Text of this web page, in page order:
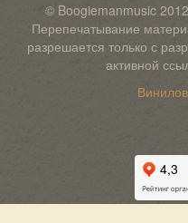
© Boogiemanmusic
Перепечатывание
разрешается только с
активной